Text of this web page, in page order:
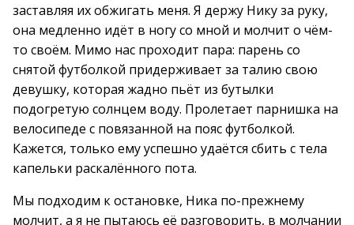
заставляя их обжигать меня. Я держу Нику за руку,
она медленно идёт в ногу со мной и молчит о чём-
то своём. Мимо нас проходит пара: парень со
снятой футболкой придерживает за талию свою
девушку, которая жадно пьёт из бутылки
подогретую солнцем воду. Пролетает парнишка на
велосипеде с повязанной на пояс футболкой.
Кажется, только ему успешно удаётся сбить с тела
капельки раскалённого пота.
Мы подходим к остановке, Ника по-прежнему
молчит, а я не пытаюсь её разговорить, в молчании